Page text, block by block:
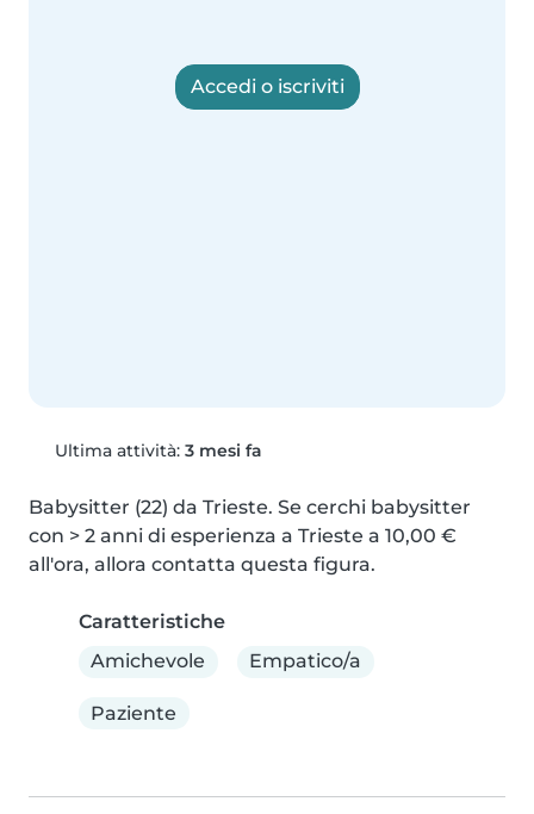
Accedi o iscriviti
Ultima attività: 3 mesi fa
Babysitter (22) da Trieste. Se cerchi babysitter
con > 2 anni di esperienza a Trieste a 10,00 €
all'ora, allora contatta questa figura.
Caratteristiche
Amichevole
Empatico/a
Paziente